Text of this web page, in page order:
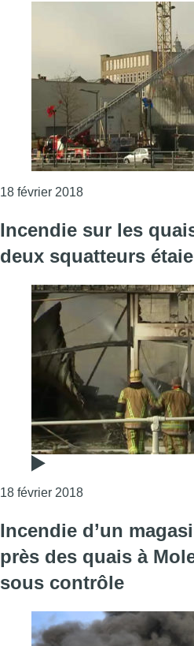
18 février 2018Consulter l'article
Incendie sur les
deux squatteurs
18 février 2018Consulter l'article
Incendie d’un
près des quais à
sous contrôle